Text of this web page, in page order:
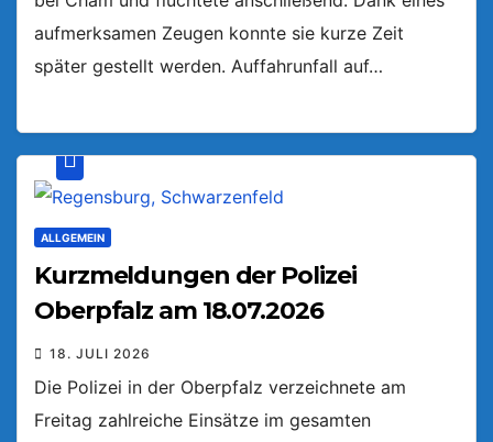
aufmerksamen Zeugen konnte sie kurze Zeit
später gestellt werden. Auffahrunfall auf…
ALLGEMEIN
Kurzmeldungen der Polizei
Oberpfalz am 18.07.2026
18. JULI 2026
Die Polizei in der Oberpfalz verzeichnete am
Freitag zahlreiche Einsätze im gesamten